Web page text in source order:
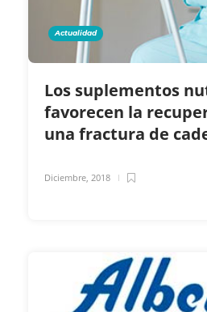
Actualidad
Los suplementos
favorecen la
una fractura de
Diciembre, 2018